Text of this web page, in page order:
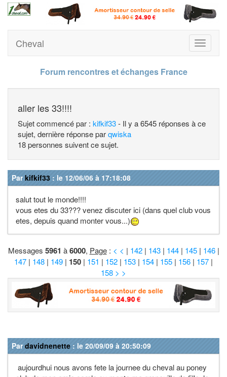
Toggle
Cheval
Forum rencontres et échanges France
aller les 33!!!!
Sujet commencé par : kifkif33- Il y a 6545 réponses à ce
sujet, dernière réponse parqwiska
18 personnes suivent ce sujet.
Parkifkif33 : le 12/06/06 à 17:18:08
salut tout le monde!!!!
vous etes du 33??? venez discuter ici (dans quel club vous
etes, depuis quand monter vous...)
Messages 5961 à6000, Page: < < | 142| 143| 144| 145| 146|
147 | 148 | 149 | 150 | 151 | 152 | 153 | 154 | 155 | 156 | 157 |
158 > >
Pardavidnenette : le 20/09/09 à 20:50:09
aujourdhui nous avons fete la journee du cheval au poney